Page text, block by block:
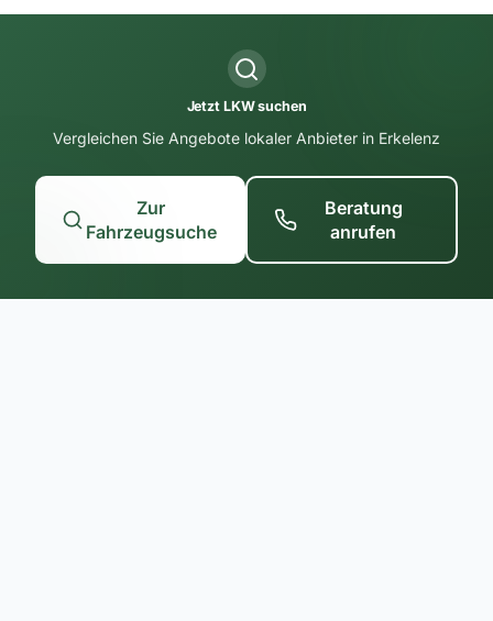
Jetzt LKW suchen
Vergleichen Sie Angebote lokaler Anbieter in Erkelenz
Zur
Fahrzeugsuche
Beratung
anrufen